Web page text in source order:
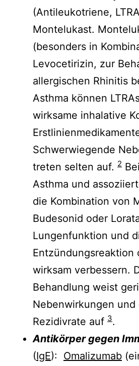
(Antileukotriene,
Montelukast.
(besonders in
Levocetirizin, zur
allergischen Rhinitis
Asthma können
wirksame inhalative
Schwerwiegende
treten selten auf. 2
Asthma und
die Kombination von
Budesonid oder
Lungenfunktion und
Entzündungsreaktion
wirksam verbessern.
Behandlung weist
Nebenwirkungen und
Rezidivrate auf 3.
Antikörper gegen
(IgE): Omalizumab